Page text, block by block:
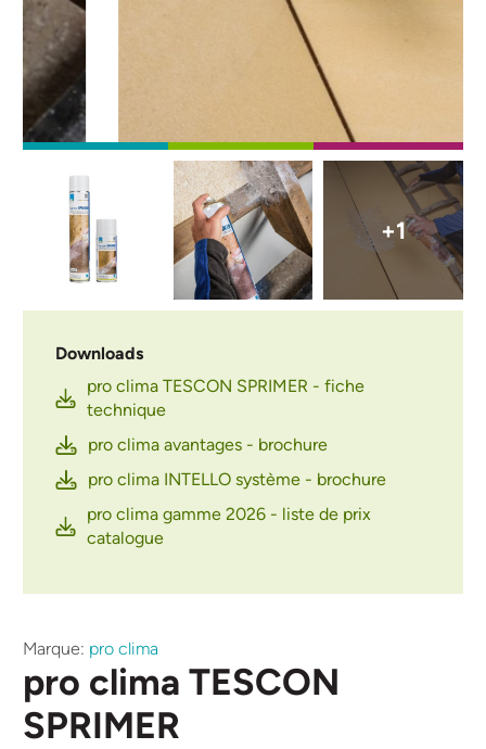
Afbeelding Afbeelding
+1
Downloads
pro clima TESCON SPRIMER - fiche
technique
pro clima avantages - brochure
pro clima INTELLO système - brochure
pro clima gamme 2026 - liste de prix
catalogue
Marque: pro clima
pro clima TESCON
SPRIMER